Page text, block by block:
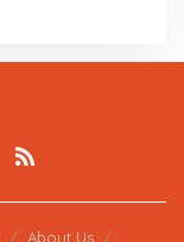
About Us